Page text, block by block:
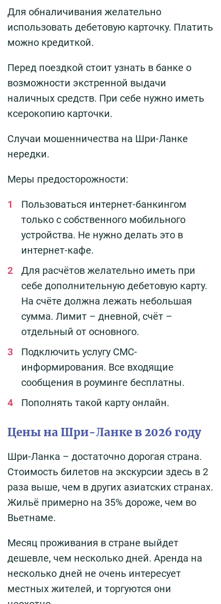
Для обналичивания желательно
использовать дебетовую карточку. Платить
можно кредиткой.
Перед поездкой стоит узнать в банке о
возможности экстренной выдачи
наличных средств. При себе нужно иметь
ксерокопию карточки.
Случаи мошенничества на Шри-Ланке
нередки.
Меры предосторожности:
Пользоваться интернет-банкингом
только с собственного мобильного
устройства. Не нужно делать это в
интернет-кафе.
Для расчётов желательно иметь при
себе дополнительную дебетовую карту.
На счёте должна лежать небольшая
сумма. Лимит – дневной, счёт –
отдельный от основного.
Подключить услугу СМС-
информирования. Все входящие
сообщения в роуминге бесплатны.
Пополнять такой карту онлайн.
Цены на Шри-Ланке в 2026 году
Шри-Ланка – достаточно дорогая страна.
Стоимость билетов на экскурсии здесь в 2
раза выше, чем в других азиатских странах.
Жильё примерно на 35% дороже, чем во
Вьетнаме.
Месяц проживания в стране выйдет
дешевле, чем несколько дней. Аренда на
несколько дней не очень интересует
местных жителей, и торгуются они